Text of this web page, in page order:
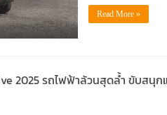
Read More »
2025 รถไฟฟ้าล้วนสุดล้ำ ขับสนุก